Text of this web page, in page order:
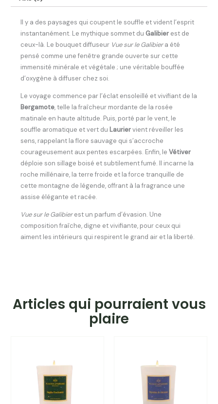
Il y a des paysages qui coupent le souffle et vident l’esprit
instantanément. Le mythique sommet duGalibier est de
ceux-là. Le bouquet diffuseur Vue sur le Galibiera été
pensé comme une fenêtre grande ouverte sur cette
immensité minérale et végétale ; une véritable bouffée
d’oxygène à diffuser chez soi.
Le voyage commence par l’éclat ensoleillé et vivifiant de la
Bergamote, telle la fraîcheur mordante de la rosée
matinale en haute altitude. Puis, porté par le vent, le
souffle aromatique et vert du Lauriervient réveiller les
sens, rappelant la flore sauvage qui s’accroche
courageusement aux pentes escarpées. Enfin, leVétiver
déploie son sillage boisé et subtilement fumé. Il incarne la
roche millénaire, la terre froide et la force tranquille de
cette montagne de légende, offrant à la fragrance une
assise élégante et racée.
Vue sur le Galibierest un parfum d’évasion. Une
composition fraîche, digne et vivifiante, pour ceux qui
aiment les intérieurs qui respirent le grand air et la liberté.
Articles qui pourraient vous
plaire